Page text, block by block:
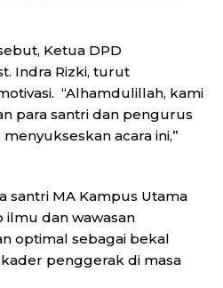
Ketua DPD
Indra Rizki, turut
“Alhamdulillah, kami
para santri dan pengurus
acara ini,”
santri MA Kampus Utama
ilmu dan wawasan
optimal sebagai bekal
penggerak di masa